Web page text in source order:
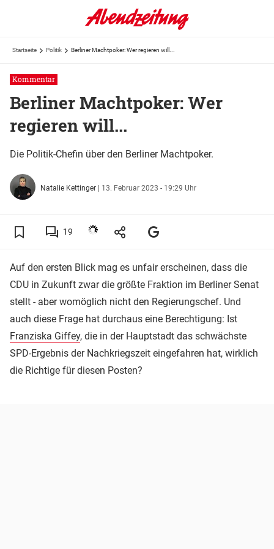
Startseite Politik Berliner Machtpoker: Wer regieren will...
Kommentar
Berliner Machtpoker: Wer
regieren will...
Die Politik-Chefin über den Berliner Machtpoker.
Natalie Kettinger | 13. Februar 2023 - 19:29 Uhr
19
Auf den ersten Blick mag es unfair erscheinen, dass die
CDU in Zukunft zwar die größte Fraktion im Berliner Senat
stellt - aber womöglich nicht den Regierungschef. Und
auch diese Frage hat durchaus eine Berechtigung: Ist
Franziska Giffey, die in der Hauptstadt das schwächste
SPD-Ergebnis der Nachkriegszeit eingefahren hat, wirklich
die Richtige für diesen Posten?